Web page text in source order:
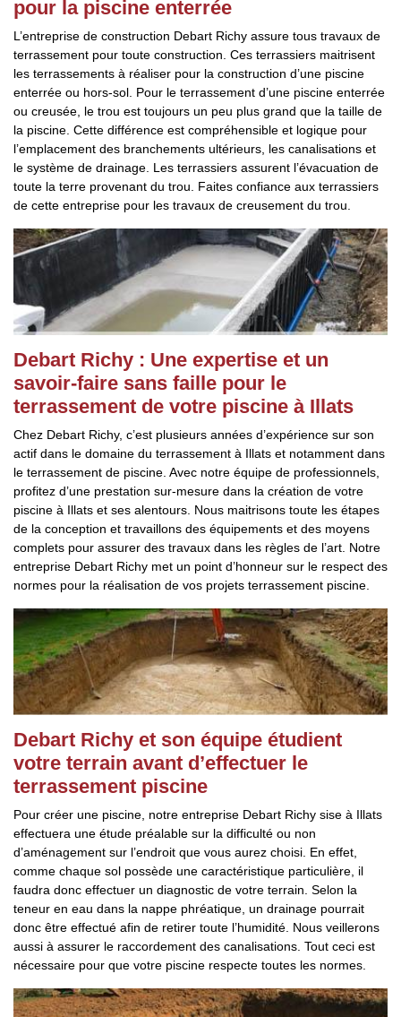
pour la piscine enterrée
L’entreprise de construction Debart Richy assure tous travaux de
terrassement pour toute construction. Ces terrassiers maitrisent
les terrassements à réaliser pour la construction d’une piscine
enterrée ou hors-sol. Pour le terrassement d’une piscine enterrée
ou creusée, le trou est toujours un peu plus grand que la taille de
la piscine. Cette différence est compréhensible et logique pour
l’emplacement des branchements ultérieurs, les canalisations et
le système de drainage. Les terrassiers assurent l’évacuation de
toute la terre provenant du trou. Faites confiance aux terrassiers
de cette entreprise pour les travaux de creusement du trou.
Debart Richy : Une expertise et un
savoir-faire sans faille pour le
terrassement de votre piscine à Illats
Chez Debart Richy, c’est plusieurs années d’expérience sur son
actif dans le domaine du terrassement à Illats et notamment dans
le terrassement de piscine. Avec notre équipe de professionnels,
profitez d’une prestation sur-mesure dans la création de votre
piscine à Illats et ses alentours. Nous maitrisons toute les étapes
de la conception et travaillons des équipements et des moyens
complets pour assurer des travaux dans les règles de l’art. Notre
entreprise Debart Richy met un point d’honneur sur le respect des
normes pour la réalisation de vos projets terrassement piscine.
Debart Richy et son équipe étudient
votre terrain avant d’effectuer le
terrassement piscine
Pour créer une piscine, notre entreprise Debart Richy sise à Illats
effectuera une étude préalable sur la difficulté ou non
d’aménagement sur l’endroit que vous aurez choisi. En effet,
comme chaque sol possède une caractéristique particulière, il
faudra donc effectuer un diagnostic de votre terrain. Selon la
teneur en eau dans la nappe phréatique, un drainage pourrait
donc être effectué afin de retirer toute l’humidité. Nous veillerons
aussi à assurer le raccordement des canalisations. Tout ceci est
nécessaire pour que votre piscine respecte toutes les normes.